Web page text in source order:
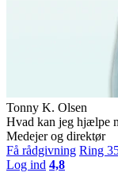
Tonny K. Olsen
Hvad kan jeg hjælpe
Medejer og direktør
Få rådgivning Ring
Log ind 4,8